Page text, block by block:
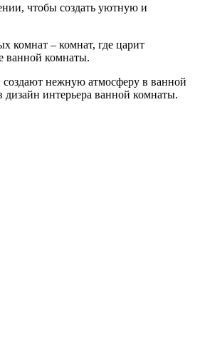
чтобы создать уютную и
комнат – комнат, где царит
ванной комнаты.
создают нежную атмосферу в ванной
интерьера ванной комнаты.